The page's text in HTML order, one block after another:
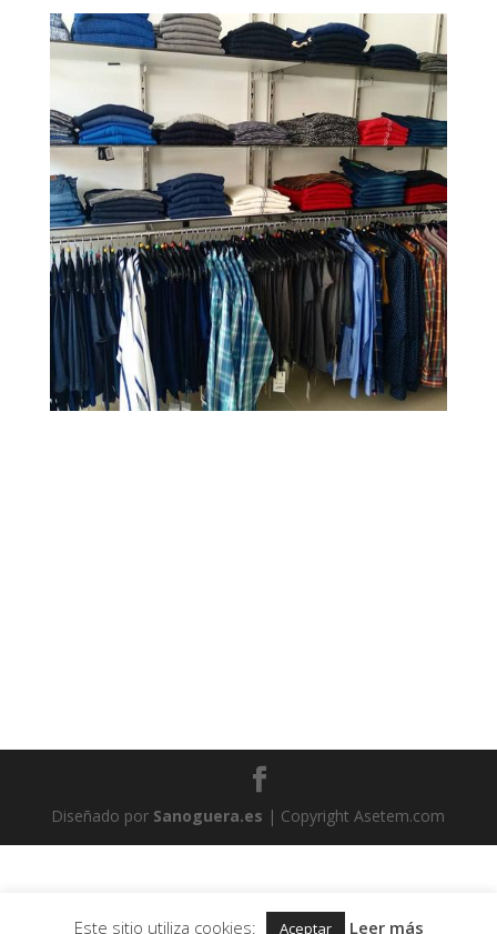
Diseñado por Sanoguera.es | Copyright Asetem.com
Este sitio utiliza cookies: Aceptar Leer más